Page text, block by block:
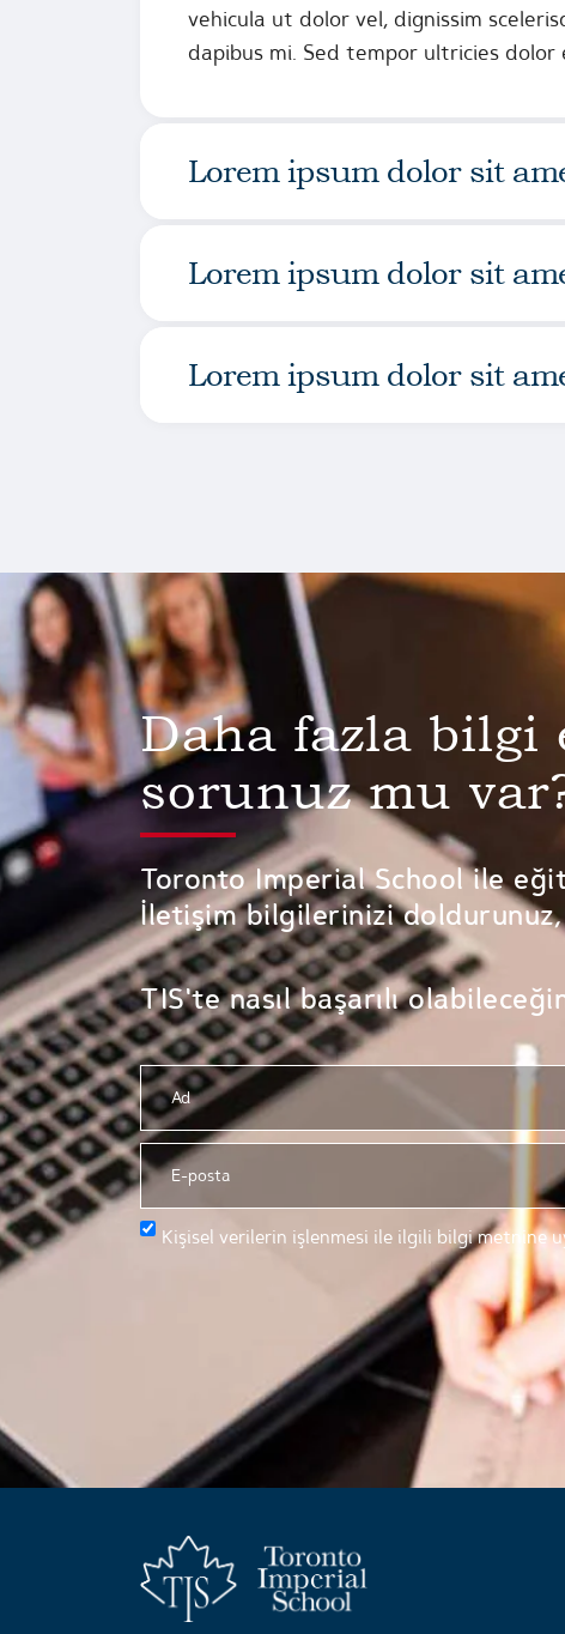
vehicula ut dolor vel, dignissim
dapibus mi. Sed tempor ultricies
Lorem ipsum dolor sit
Lorem ipsum dolor sit
Lorem ipsum dolor sit
Daha fazla
sorunuz mu
Toronto Imperial School ile
İletişim bilgilerinizi doldurunuz,
TIS'te nasıl başarılı
Kişisel verilerin işlenmesi ile ilgili bilgi metnine